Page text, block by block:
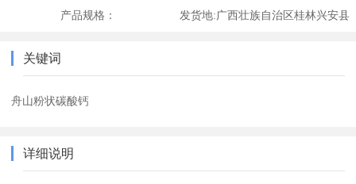
产品规格： 发货地:广西壮族自治区桂林兴安县
关键词
舟山粉状碳酸钙
详细说明